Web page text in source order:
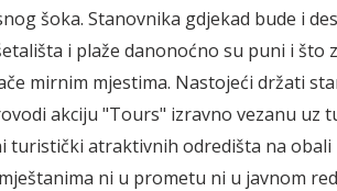
šoka. Stanovnika gdjekad bude i
i plaže danonoćno su puni i što
mirnim mjestima. Nastojeći držati
akciju "Tours" izravno vezanu uz
turistički atraktivnih odredišta na
ni u prometu ni u javnom